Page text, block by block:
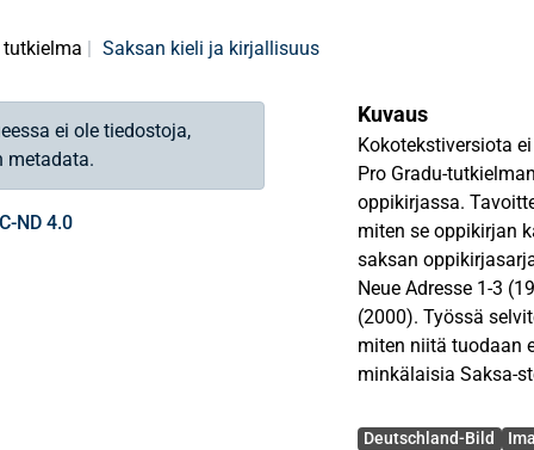
tutkielma Saksan kieli ja kirjallisuus
ei ole tiedostoja,
metadata.
ND 4.0
Kuvaus
Kokotekstiversiota
Pro Gradu-
oppikirjassa.
miten se oppikirjan
saksan
Neue Adresse 1-3
(2000). Työssä
miten niitä tuodaan
minkälaisia Saksa-
tarkastellaan myös
Avainsanat
Deutschland-Bild